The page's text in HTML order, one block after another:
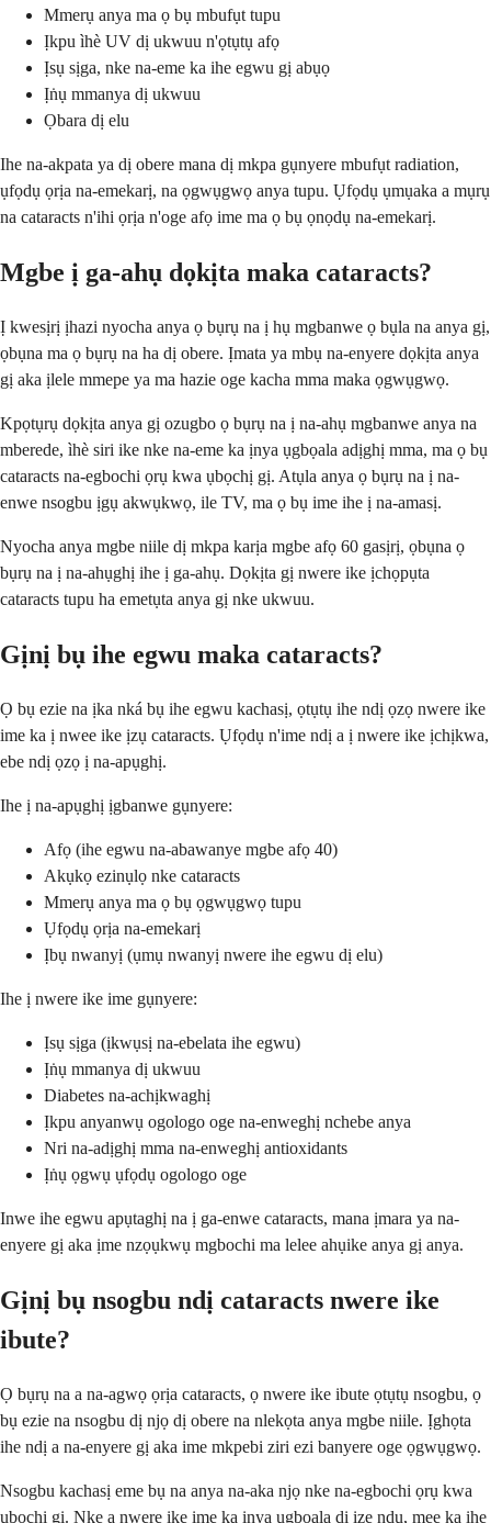
Mmerụ anya ma ọ bụ mbufụt tupu
Ịkpu ìhè UV dị ukwuu n'ọtụtụ afọ
Ịsụ sịga, nke na-eme ka ihe egwu gị abụọ
Ịṅụ mmanya dị ukwuu
Ọbara dị elu
Ihe na-akpata ya dị obere mana dị mkpa gụnyere mbufụt radiation,
ụfọdụ ọrịa na-emekarị, na ọgwụgwọ anya tupu. Ụfọdụ ụmụaka a mụrụ
na cataracts n'ihi ọrịa n'oge afọ ime ma ọ bụ ọnọdụ na-emekarị.
Mgbe ị ga-ahụ dọkịta maka cataracts?
Ị kwesịrị ịhazi nyocha anya ọ bụrụ na ị hụ mgbanwe ọ bụla na anya gị,
ọbụna ma ọ bụrụ na ha dị obere. Ịmata ya mbụ na-enyere dọkịta anya
gị aka ịlele mmepe ya ma hazie oge kacha mma maka ọgwụgwọ.
Kpọtụrụ dọkịta anya gị ozugbo ọ bụrụ na ị na-ahụ mgbanwe anya na
mberede, ìhè siri ike nke na-eme ka ịnya ụgbọala adịghị mma, ma ọ bụ
cataracts na-egbochi ọrụ kwa ụbọchị gị. Atụla anya ọ bụrụ na ị na-
enwe nsogbu ịgụ akwụkwọ, ile TV, ma ọ bụ ime ihe ị na-amasị.
Nyocha anya mgbe niile dị mkpa karịa mgbe afọ 60 gasịrị, ọbụna ọ
bụrụ na ị na-ahụghị ihe ị ga-ahụ. Dọkịta gị nwere ike ịchọpụta
cataracts tupu ha emetụta anya gị nke ukwuu.
Gịnị bụ ihe egwu maka cataracts?
Ọ bụ ezie na ịka nká bụ ihe egwu kachasị, ọtụtụ ihe ndị ọzọ nwere ike
ime ka ị nwee ike ịzụ cataracts. Ụfọdụ n'ime ndị a ị nwere ike ịchịkwa,
ebe ndị ọzọ ị na-apụghị.
Ihe ị na-apụghị ịgbanwe gụnyere:
Afọ (ihe egwu na-abawanye mgbe afọ 40)
Akụkọ ezinụlọ nke cataracts
Mmerụ anya ma ọ bụ ọgwụgwọ tupu
Ụfọdụ ọrịa na-emekarị
Ịbụ nwanyị (ụmụ nwanyị nwere ihe egwu dị elu)
Ihe ị nwere ike ime gụnyere:
Ịsụ sịga (ịkwụsị na-ebelata ihe egwu)
Ịṅụ mmanya dị ukwuu
Diabetes na-achịkwaghị
Ịkpu anyanwụ ogologo oge na-enweghị nchebe anya
Nri na-adịghị mma na-enweghị antioxidants
Ịṅụ ọgwụ ụfọdụ ogologo oge
Inwe ihe egwu apụtaghị na ị ga-enwe cataracts, mana ịmara ya na-
enyere gị aka ịme nzọụkwụ mgbochi ma lelee ahụike anya gị anya.
Gịnị bụ nsogbu ndị cataracts nwere ike
ibute?
Ọ bụrụ na a na-agwọ ọrịa cataracts, ọ nwere ike ibute ọtụtụ nsogbu, ọ
bụ ezie na nsogbu dị njọ dị obere na nlekọta anya mgbe niile. Ịghọta
ihe ndị a na-enyere gị aka ime mkpebi ziri ezi banyere oge ọgwụgwọ.
Nsogbu kachasị eme bụ na anya na-aka njọ nke na-egbochi ọrụ kwa
ụbọchị gị. Nke a nwere ike ime ka ịnya ụgbọala dị ize ndụ, mee ka ihe